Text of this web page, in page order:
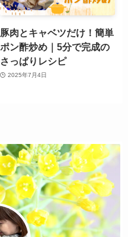
豚肉とキャベツだけ！簡単
ポン酢炒め｜5分で完成の
さっぱりレシピ
2025年7月4日